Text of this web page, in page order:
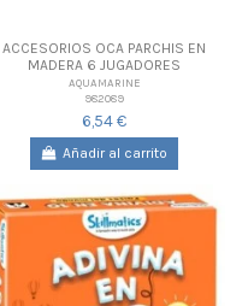
ACCESORIOS OCA PARCHIS EN
MADERA 6 JUGADORES
AQUAMARINE
982089
6,54 €
Añadir al carrito